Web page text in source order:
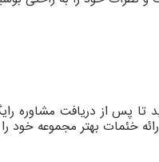
تا پس از دریافت
خئمات بهتر مجموعه خود